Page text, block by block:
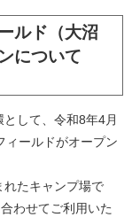
ルド（大沼
について
して、令和8年4月
ィールドがオープン
れたキャンプ場で
わせてご利用いた